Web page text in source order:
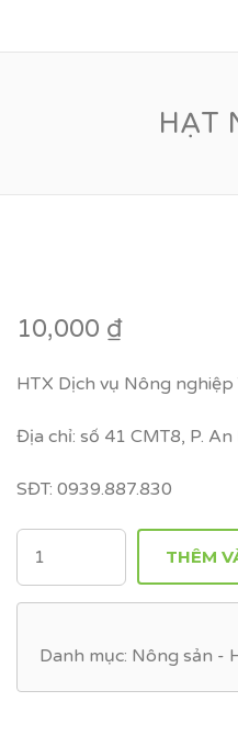
HẠT
10,000 ₫
HTX Dịch vụ Nông
Địa chỉ: số 41 CMT8, P. An
SĐT: 0939.887.830
SỐ
LƯỢNG
THÊM
Danh mục: Nông sản -